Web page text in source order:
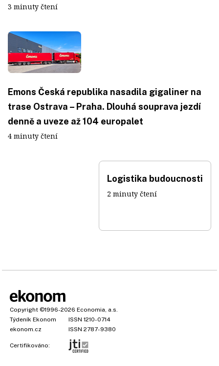
3 minuty čtení
Emons Česká republika nasadila gigaliner na
trase Ostrava – Praha. Dlouhá souprava jezdí
denně a uveze až 104 europalet
4 minuty čtení
Logistika budoucnosti
2 minuty čtení
Copyright ©1996-2026 Economia, a.s.
Týdeník Ekonom
ISSN 1210-0714
ekonom.cz
ISSN 2787-9380
Certifikováno: